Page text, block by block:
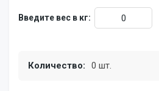
Введите вес в кг:
Количество: 0 шт.